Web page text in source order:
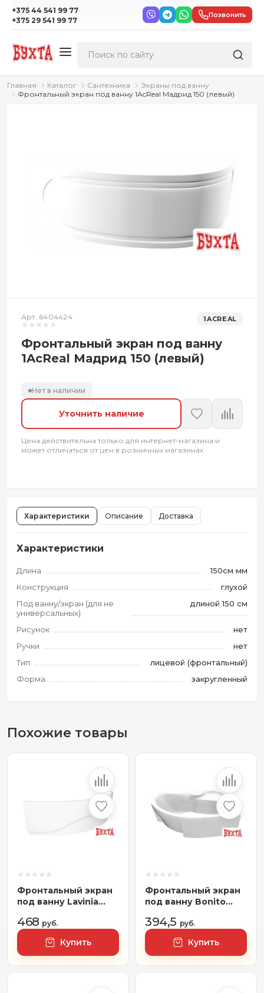
+375 44 541 99 77·
+375 29 541 99 77
Позвонить
Главная Каталог Сантехника
Экраны под ванну
Фронтальный экран под ванну 1AcReal Мадрид 150 (левый)
Арт. 6404424 1ACREAL
Фронтальный экран под ванну
1AcReal Мадрид 150 (левый)
Нет в наличии
Уточнить наличие
Цена действительна только для интернет-магазина и
может отличаться от цен в розничных магазинах
Характеристики Описание Доставка
Характеристики
Длина
150см мм
Конструкция
глухой
Под ванну/экран (для не
универсальных)
длиной 150 см
Рисунок
нет
Ручки
нет
Тип
лицевой (фронтальный)
Форма
закругленный
Похожие товары
Фронтальный экран
под ванну Lavinia
37540021
468 руб.
Купить
Фронтальный экран
под ванну Bonito
394,5 руб.
Купить